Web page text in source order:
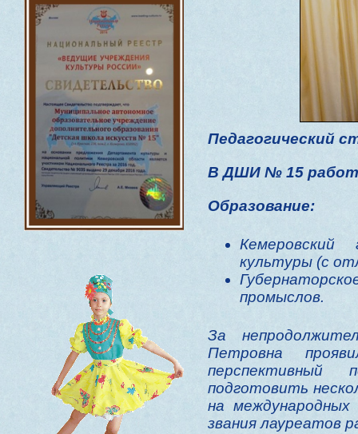
Педагогический
В ДШИ № 15
Образование:
Кемеровский
культуры (с
промыслов.
За
Петровна
подготовить
на международных
звания лауреатов